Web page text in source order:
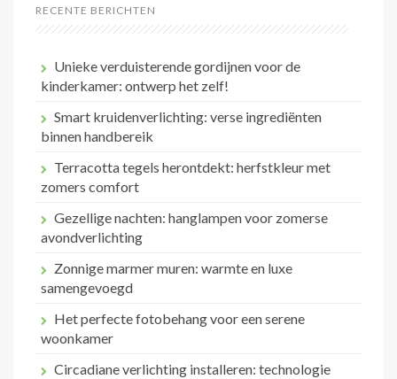
RECENTE BERICHTEN
Unieke verduisterende gordijnen voor de
kinderkamer: ontwerp het zelf!
Smart kruidenverlichting: verse ingrediënten
binnen handbereik
Terracotta tegels herontdekt: herfstkleur met
zomers comfort
Gezellige nachten: hanglampen voor zomerse
avondverlichting
Zonnige marmer muren: warmte en luxe
samengevoegd
Het perfecte fotobehang voor een serene
woonkamer
Circadiane verlichting installeren: technologie